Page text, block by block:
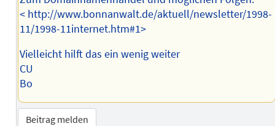
< http://www.bonnanwalt.de/aktuell/newsletter/1998-
11/1998-11internet.htm#1>
Vielleicht hilft das ein wenig weiter
CU
Bo
Beitrag melden